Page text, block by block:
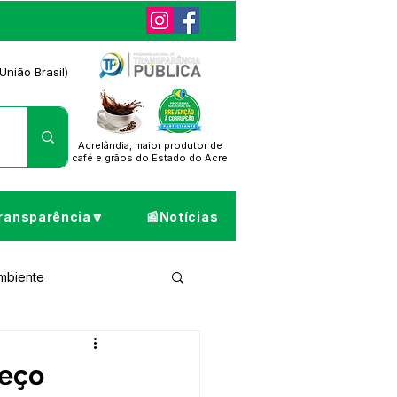
Brasil)
Acrelândia, maior produtor de
café e grãos do Estado do Acre
📰Notícias